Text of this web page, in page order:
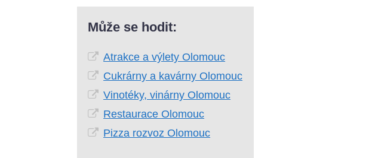
Může se hodit:
Atrakce a výlety Olomouc
Cukrárny a kavárny Olomouc
Vinotéky, vinárny Olomouc
Restaurace Olomouc
Pizza rozvoz Olomouc